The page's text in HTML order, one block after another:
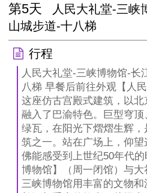
第5天
人民大礼堂-三峡
山城步道-十八梯
行程
人民大礼堂-三峡博物馆-长
八梯 早餐后前往外观【人
这座仿古宫殿式建筑，以
融入了巴渝特色。巨型穹
绿瓦，在阳光下熠熠生辉
筑之一。站在广场上，仰
佛能感受到上世纪50年代
博物馆】（周一闭馆）与大
三峡博物馆用丰富的文物